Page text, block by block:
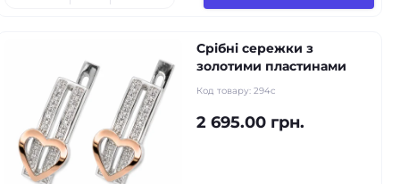
Срібні сережки з
золотими пластинами
Код товару: 294c
2 695.00 грн.